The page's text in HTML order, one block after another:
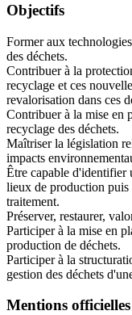
Objectifs
Former aux
des déchets.
Contribuer à la
recyclage et ces
revalorisation dans ces
Contribuer à la mise en
recyclage des déchets.
Maîtriser la législation
impacts
Être capable d'identifier
lieux de production
traitement.
Préserver, restaurer,
Participer à la mise en
production de déchets.
Participer à la
gestion des déchets
Mentions officielles